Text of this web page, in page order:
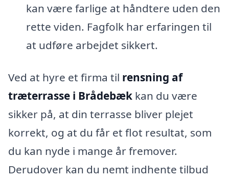
kan være farlige at håndtere uden den
rette viden. Fagfolk har erfaringen til
at udføre arbejdet sikkert.
Ved at hyre et firma til rensning af
træterrasse i Brådebæk kan du være
sikker på, at din terrasse bliver plejet
korrekt, og at du får et flot resultat, som
du kan nyde i mange år fremover.
Derudover kan du nemt indhente tilbud